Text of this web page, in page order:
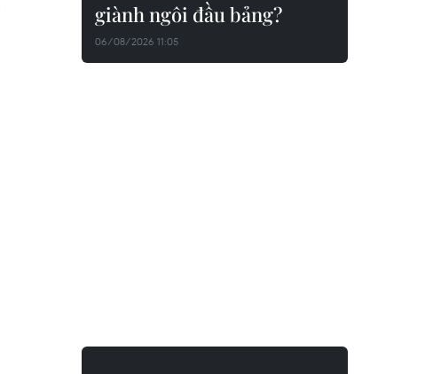
giành ngôi đầu bảng?
06/08/2026 11:05